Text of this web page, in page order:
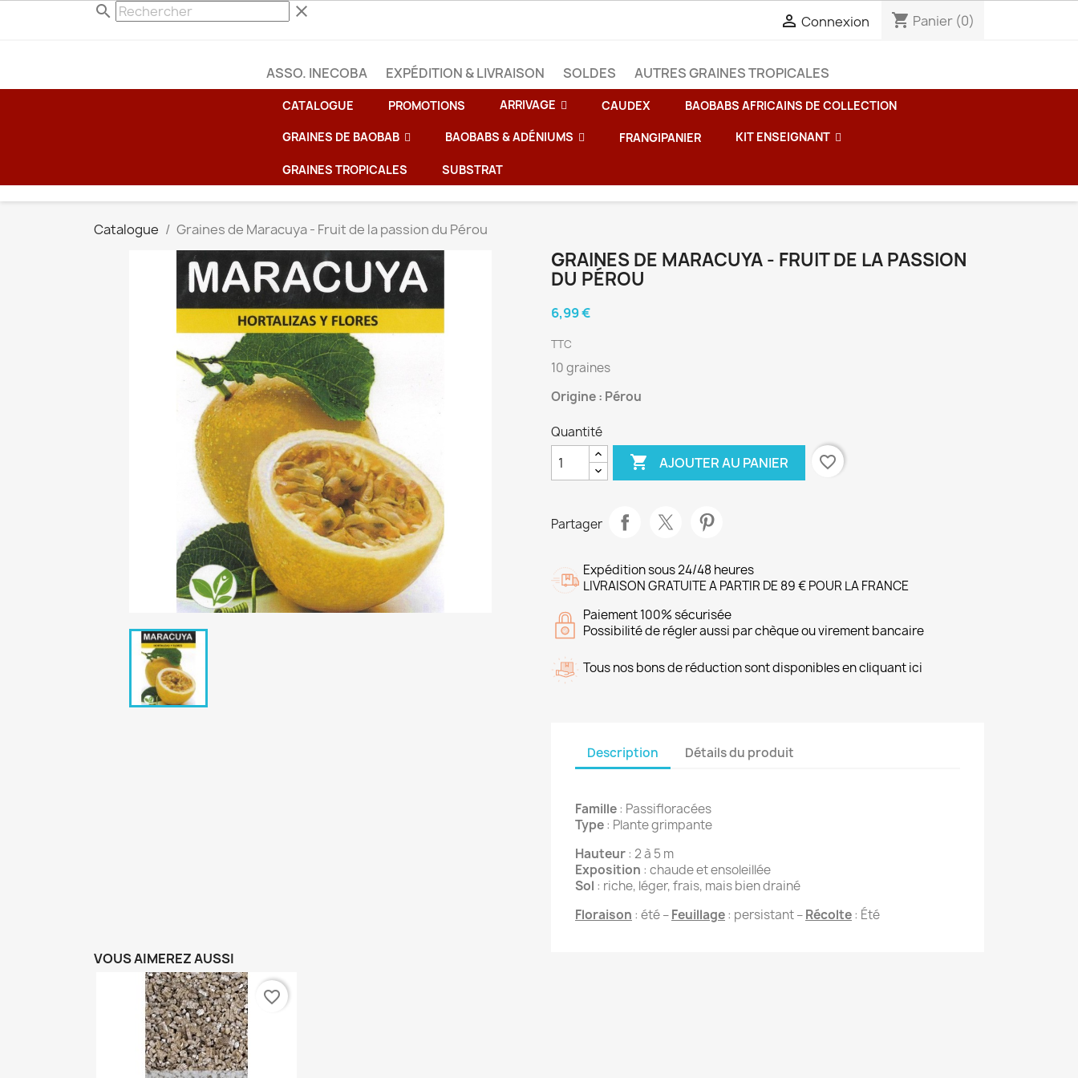
search clear
 Connexion shopping_cart Panier (0)
ASSO. INECOBA EXPÉDITION & LIVRAISON SOLDES AUTRES GRAINES TROPICALES
CATALOGUE PROMOTIONS ARRIVAGE CAUDEX BAOBABS AFRICAINS DE COLLECTION
GRAINES DE BAOBAB BAOBABS & ADÉNIUMS FRANGIPANIER KIT ENSEIGNANT
GRAINES TROPICALES SUBSTRAT
Catalogue Graines de Maracuya - Fruit de la passion du Pérou
GRAINES DE MARACUYA - FRUIT DE LA PASSION
DU PÉROU
6,99 €
TTC
10 graines
Origine : Pérou
Quantité
 AJOUTER AU PANIER favorite_border
Partager
Expédition sous 24/48 heures
LIVRAISON GRATUITE A PARTIR DE 89 € POUR LA FRANCE
Paiement 100% sécurisée
Possibilité de régler aussi par chèque ou virement bancaire
Tous nos bons de réduction sont disponibles en cliquant ici
Description Détails du produit
Famille: Passifloracées
Type: Plante grimpante
Hauteur: 2 à 5 m
Exposition : chaude et ensoleillée
Sol : riche, léger, frais, mais bien drainé
Floraison : été –Feuillage: persistant –Récolte: Été
VOUS AIMEREZ AUSSI
favorite_border